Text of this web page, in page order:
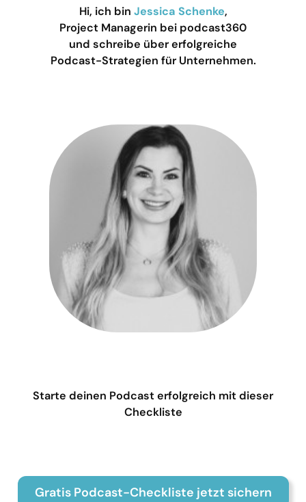
Hi, ich bin Jessica Schenke,
Project Managerin bei podcast360
und schreibe über erfolgreiche
Podcast-Strategien für Unternehmen.
Starte deinen Podcast erfolgreich mit dieser
Checkliste
Gratis Podcast-Checkliste jetzt sichern